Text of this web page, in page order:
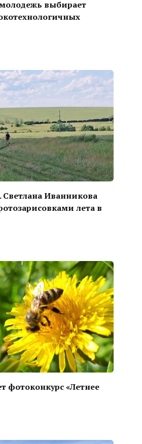
выбирает
Светлана Иванникова
лета в
фотоконкурс «Летнее